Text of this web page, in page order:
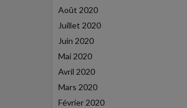
Août 2020
Juillet 2020
Juin 2020
Mai 2020
Avril 2020
Mars 2020
Février 2020